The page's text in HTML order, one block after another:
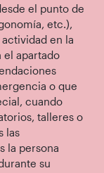
el punto de
etc.),
en la
el apartado
o que
cuando
talleres o
las
la persona
su